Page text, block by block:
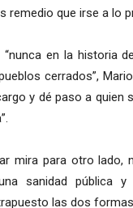
remedio que irse a lo
en la historia
cerrados”,
y dé paso a quien
mira para otro
sanidad pública y
las dos formas